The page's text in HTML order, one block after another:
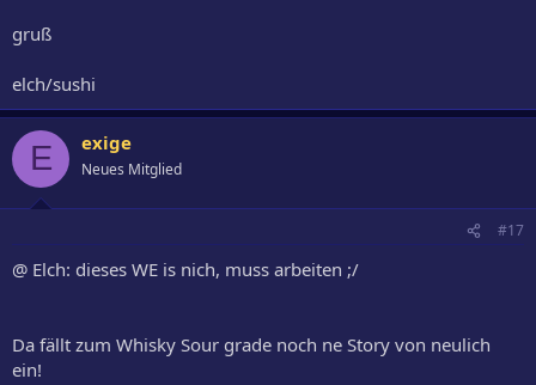
gruß
elch/sushi
E exige
Neues Mitglied
#17
@ Elch: dieses WE is nich, muss arbeiten ;/
Da fällt zum Whisky Sour grade noch ne Story von neulich
ein!